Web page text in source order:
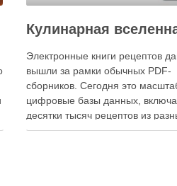
Электронные книги рецептов
вышли за рамки обычных PDF-
сборников. Сегодня это
цифровые базы данных,
десятки тысяч рецептов из
стран мира, с подробными